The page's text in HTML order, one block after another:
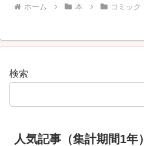
ホーム 本 コミック
検索
人気記事（集計期間1年）